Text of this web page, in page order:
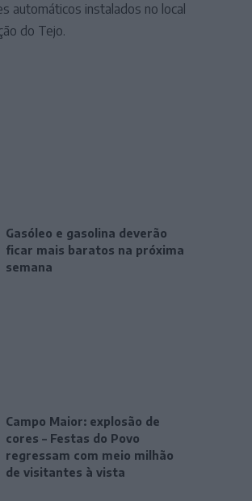
automáticos instalados no local
do Tejo.
Gasóleo e gasolina deverão
ficar mais baratos na próxima
semana
Campo Maior: explosão de
cores – Festas do Povo
regressam com meio milhão
de visitantes à vista